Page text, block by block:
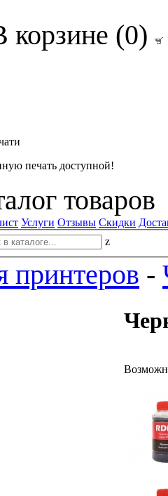
корзине (0)
печать доступной!
товаров
Услуги Отзывы Скидки
z
принтеров -